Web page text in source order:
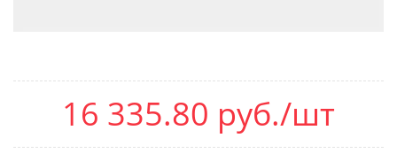
16 335.80 руб./шт